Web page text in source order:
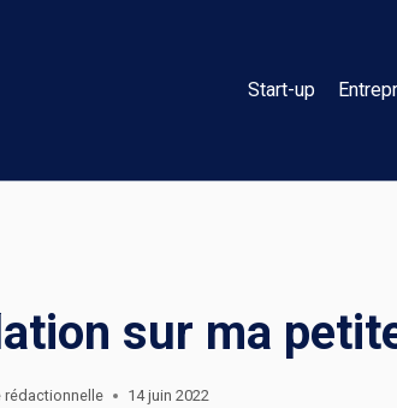
Start-up
sur ma
rédactionnelle 14 juin 2022